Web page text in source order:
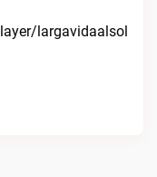
largavidaalsol